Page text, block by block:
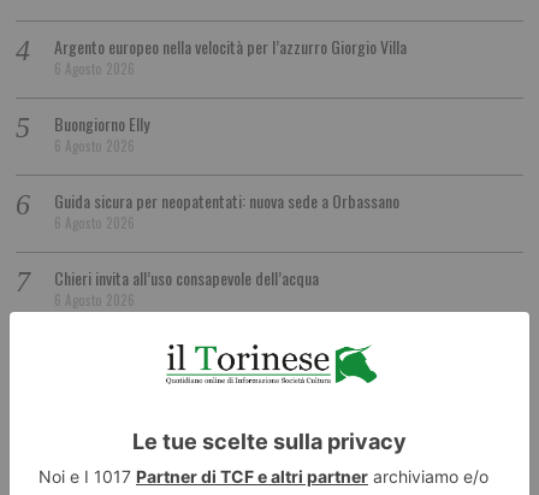
Argento europeo nella velocità per l’azzurro Giorgio Villa
6 Agosto 2026
Buongiorno Elly
6 Agosto 2026
Guida sicura per neopatentati: nuova sede a Orbassano
6 Agosto 2026
Chieri invita all’uso consapevole dell’acqua
6 Agosto 2026
Successo per i Campionati Giovanili di arco
Nallo: “Lo screening neonatale esteso è realtà anche in Piemonte”
5 Agosto 2026